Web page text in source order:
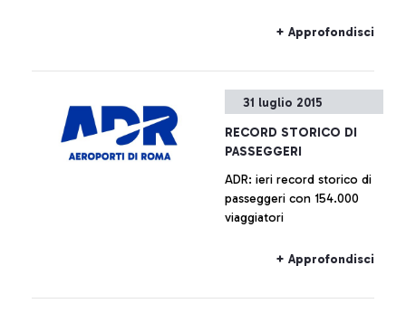
+ Approfondisci
31 luglio 2015
RECORD STORICO DI
PASSEGGERI
ADR: ieri record storico di
passeggeri con 154.000
viaggiatori
+ Approfondisci